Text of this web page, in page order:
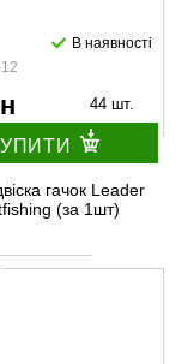
В наявності
44 шт.
гачок Leader
(за 1шт)